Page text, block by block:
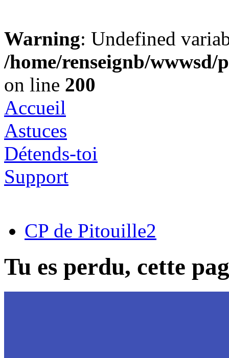
Warning: Undefined
/home/renseignb/
on line 200
Accueil
Astuces
Détends-toi
Support
CP de Pitouille2
Tu es perdu, cette